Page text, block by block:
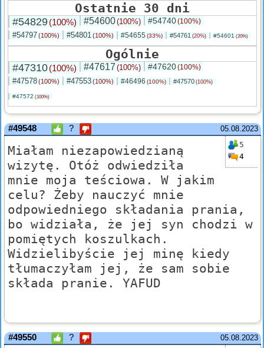
Ostatnie 30 dni
#54829(100%) #54600(100%) #54740(100%)
#54797(100%) #54801(100%) #54655 (33%) #54761 (20%) #54601 (20%)
Ogólnie
#47310(100%) #47617 (100%) #47620(100%)
#47578(100%) #47553(100%) #46496 (100%) #47570 (100%)
#47572 (100%)
05.08.2023
#49548 ?
5
4
Miałam niezapowiedzianą
wizytę. Otóż odwiedziła
mnie moja teściowa. W jakim
celu? Żeby nauczyć mnie
odpowiedniego składania prania,
bo widziała, że jej syn chodzi w
pomiętych koszulkach.
Widzielibyście jej minę kiedy
tłumaczyłam jej, że sam sobie
składa pranie. YAFUD
05.08.2023
#49550 ?